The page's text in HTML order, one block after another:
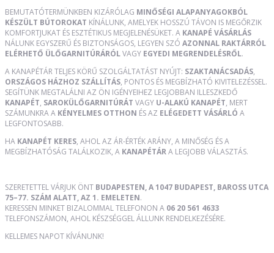
BEMUTATÓTERMÜNKBEN KIZÁRÓLAG MINŐSÉGI ALAPANYAGOKBÓL
KÉSZÜLT BÚTOROKAT KÍNÁLUNK, AMELYEK HOSSZÚ TÁVON IS MEGŐRZIK
KOMFORTJUKAT ÉS ESZTÉTIKUS MEGJELENÉSÜKET. A KANAPÉ VÁSÁRLÁS
NÁLUNK EGYSZERŰ ÉS BIZTONSÁGOS, LEGYEN SZÓ AZONNAL RAKTÁRRÓL
ELÉRHETŐ ÜLŐGARNITÚRÁRÓLVAGY EGYEDI MEGRENDELÉSRŐL.
A KANAPÉTÁR TELJES KÖRŰ SZOLGÁLTATÁST NYÚJT: SZAKTANÁCSADÁS,
ORSZÁGOS HÁZHOZ SZÁLLÍTÁS, PONTOS ÉS MEGBÍZHATÓ KIVITELEZÉSSEL.
SEGÍTÜNK MEGTALÁLNI AZ ÖN IGÉNYEIHEZ LEGJOBBAN ILLESZKEDŐ
KANAPÉT, SAROKÜLŐGARNITÚRÁT VAGY U-ALAKÚ KANAPÉT, MERT
SZÁMUNKRA A KÉNYELMES OTTHON ÉS AZ ELÉGEDETT VÁSÁRLÓ A
LEGFONTOSABB.
HA KANAPÉT KERES, AHOL AZ ÁR-ÉRTÉK ARÁNY, A MINŐSÉG ÉS A
MEGBÍZHATÓSÁG TALÁLKOZIK, A KANAPÉTÁRA LEGJOBB VÁLASZTÁS.
SZERETETTEL VÁRJUK ÖNT BUDAPESTEN, A 1047 BUDAPEST, BAROSS UTCA
75–77. SZÁM ALATT, AZ 1. EMELETEN.
KERESSEN MINKET BIZALOMMAL TELEFONON A 06 20 561 4633
TELEFONSZÁMON, AHOL KÉSZSÉGGEL ÁLLUNK RENDELKEZÉSÉRE.
KELLEMES NAPOT KÍVÁNUNK!